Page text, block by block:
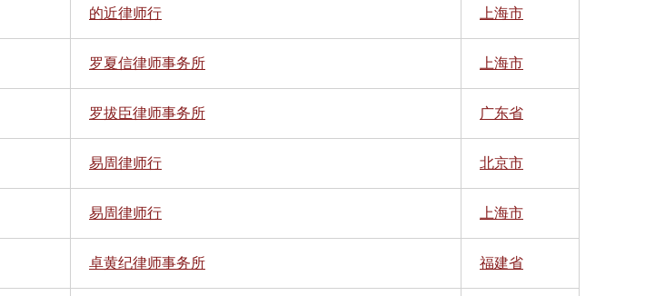
的近律师行 上海市
罗夏信律师事务所 上海市
罗拔臣律师事务所 广东省
易周律师行 北京市
易周律师行 上海市
卓黄纪律师事务所 福建省